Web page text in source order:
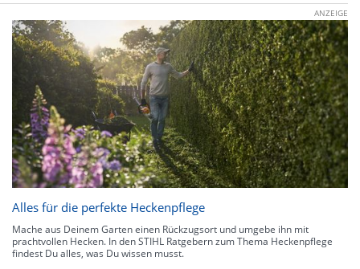
ANZEIGE
Alles für die perfekte Heckenpflege
Mache aus Deinem Garten einen Rückzugsort und umgebe ihn mit
prachtvollen Hecken. In den STIHL Ratgebern zum Thema Heckenpflege
findest Du alles, was Du wissen musst.